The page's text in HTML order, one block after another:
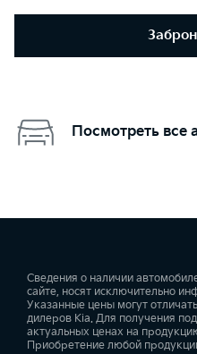
Посмотреть все
Сведения о наличии
сайте, носят исключительно
Указанные цены могут
дилеров Kia. Для получения
актуальных ценах на
Приобретение любой